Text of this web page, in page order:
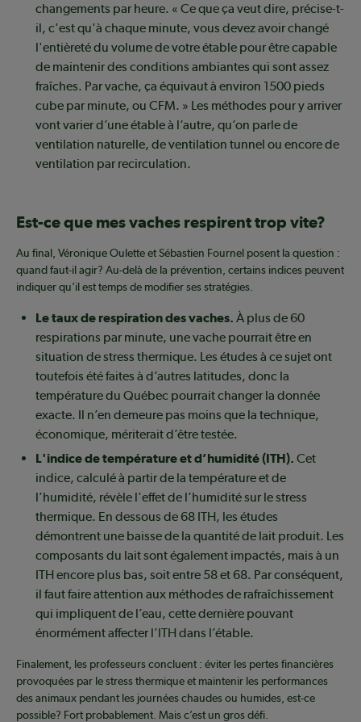
changements par heure. « Ce que ça veut dire, précise-t-
il, c'est qu'à chaque minute, vous devez avoir changé
l'entièreté du volume de votre étable pour être capable
de maintenir des conditions ambiantes qui sont assez
fraîches. Par vache, ça équivaut à environ 1500 pieds
cube par minute, ou CFM. » Les méthodes pour y arriver
vont varier d’une étable à l’autre, qu’on parle de
ventilation naturelle, de ventilation tunnel ou encore de
ventilation par recirculation.
Est-ce que mes vaches respirent trop vite?
Au final, Véronique Oulette et Sébastien Fournel posent la question :
quand faut-il agir? Au-delà de la prévention, certains indices peuvent
indiquer qu’il est temps de modifier ses stratégies.
Le taux de respiration des vaches. À plus de 60
respirations par minute, une vache pourrait être en
situation de stress thermique. Les études à ce sujet ont
toutefois été faites à d’autres latitudes, donc la
température du Québec pourrait changer la donnée
exacte. Il n’en demeure pas moins que la technique,
économique, mériterait d’être testée.
L'indice de température et d’humidité (ITH). Cet
indice, calculé à partir de la température et de
l’humidité, révèle l'effet de l’humidité sur le stress
thermique. En dessous de 68 ITH, les études
démontrent une baisse de la quantité de lait produit. Les
composants du lait sont également impactés, mais à un
ITH encore plus bas, soit entre 58 et 68. Par conséquent,
il faut faire attention aux méthodes de rafraîchissement
qui impliquent de l’eau, cette dernière pouvant
énormément affecter l’ITH dans l’étable.
Finalement, les professeurs concluent : éviter les pertes financières
provoquées par le stress thermique et maintenir les performances
des animaux pendant les journées chaudes ou humides, est-ce
possible? Fort probablement. Mais c’est un gros défi.